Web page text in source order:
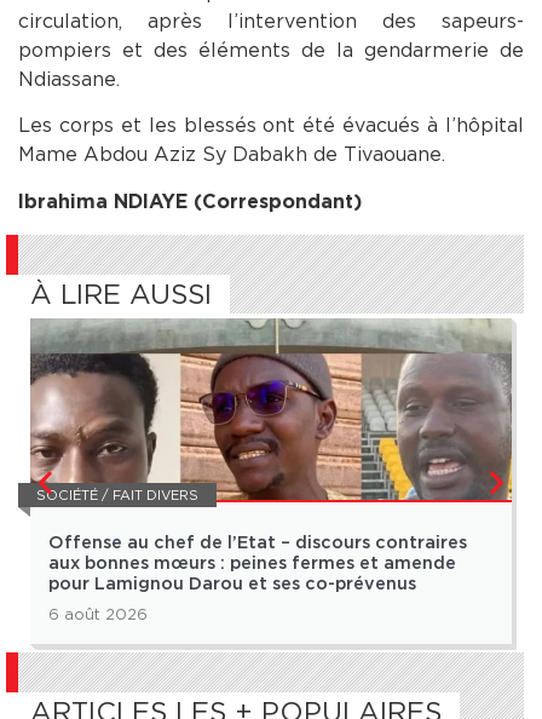
circulation, après l’intervention des sapeurs-
pompiers et des éléments de la gendarmerie de
Ndiassane.
Les corps et les blessés ont été évacués à l’hôpital
Mame Abdou Aziz Sy Dabakh de Tivaouane.
Ibrahima NDIAYE (Correspondant)
À LIRE AUSSI
SOCIÉTÉ / FAIT DIVERS
Offense au chef de l’Etat – discours contraires
aux bonnes mœurs : peines fermes et amende
pour Lamignou Darou et ses co-prévenus
6 août 2026
ARTICLES LES + POPULAIRES